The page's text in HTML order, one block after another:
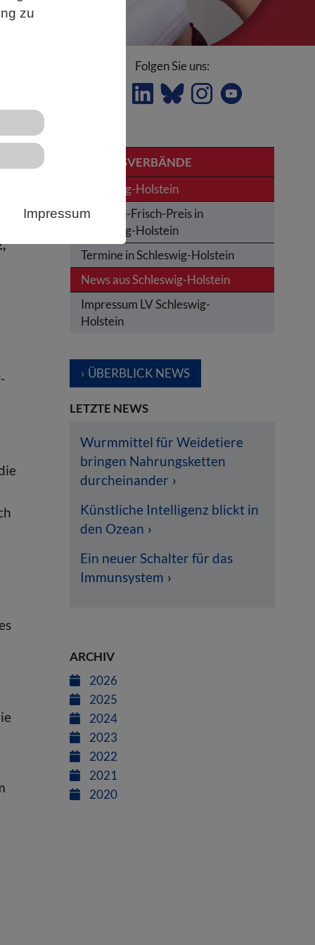
zu
Impressum
Folgen Sie uns:
LANDESVERBÄNDE
Schleswig-Holstein
Karl-von-Frisch-Preis in
Schleswig-Holstein
Termine in Schleswig-Holstein
News aus Schleswig-Holstein
Impressum LV Schleswig-
Holstein
ÜBERBLICK NEWS
LETZTE NEWS
Wurmmittel für Weidetiere
bringen Nahrungsketten
durcheinander
Künstliche Intelligenz blickt in
den Ozean
Ein neuer Schalter für das
Immunsystem
ARCHIV
2026
2025
2024
2023
2022
2021
2020